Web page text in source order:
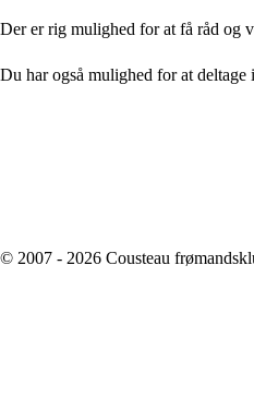
Der er rig mulighed for at få råd og
Du har også mulighed for at
© 2007 - 2026 Cousteau